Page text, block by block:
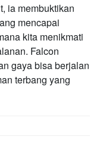
ia membuktikan
mencapai
kita menikmati
Falcon
gaya bisa berjalan
terbang yang